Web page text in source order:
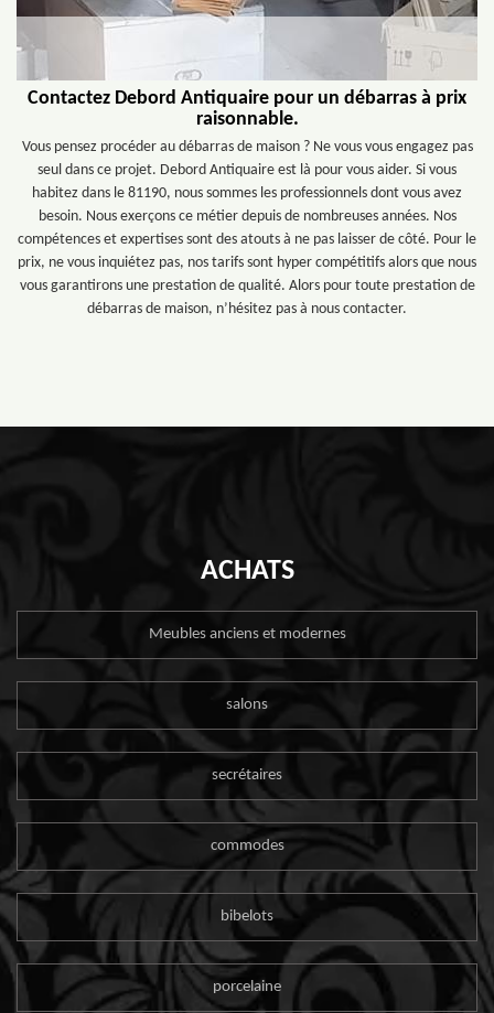
Contactez Debord Antiquaire pour un débarras à prix
raisonnable.
Vous pensez procéder au débarras de maison ? Ne vous vous engagez pas
seul dans ce projet. Debord Antiquaire est là pour vous aider. Si vous
habitez dans le 81190, nous sommes les professionnels dont vous avez
besoin. Nous exerçons ce métier depuis de nombreuses années. Nos
compétences et expertises sont des atouts à ne pas laisser de côté. Pour le
prix, ne vous inquiétez pas, nos tarifs sont hyper compétitifs alors que nous
vous garantirons une prestation de qualité. Alors pour toute prestation de
débarras de maison, n’hésitez pas à nous contacter.
ACHATS
Meubles anciens et modernes
salons
secrétaires
commodes
bibelots
porcelaine